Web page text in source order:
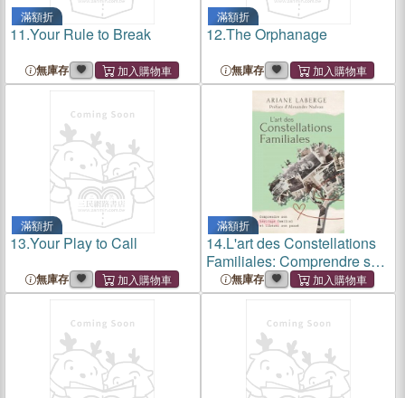
滿額折
11.Your Rule to Break
無庫存
滿額折
12.The Orphanage
無庫存
滿額折
13.Your Play to Call
無庫存
滿額折
14.L'art des Constellations
Familiales: Comprendre son
héritage familial et libérer
son passé
無庫存